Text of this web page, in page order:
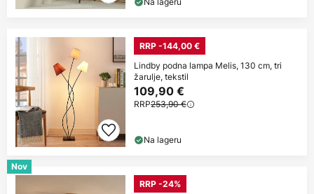
RRP -144,00 €
Lindby podna lampa Melis, 130 cm, tri
žarulje, tekstil
109,90 €
RRP253,90 €
Na lageru
Nov
RRP -24%